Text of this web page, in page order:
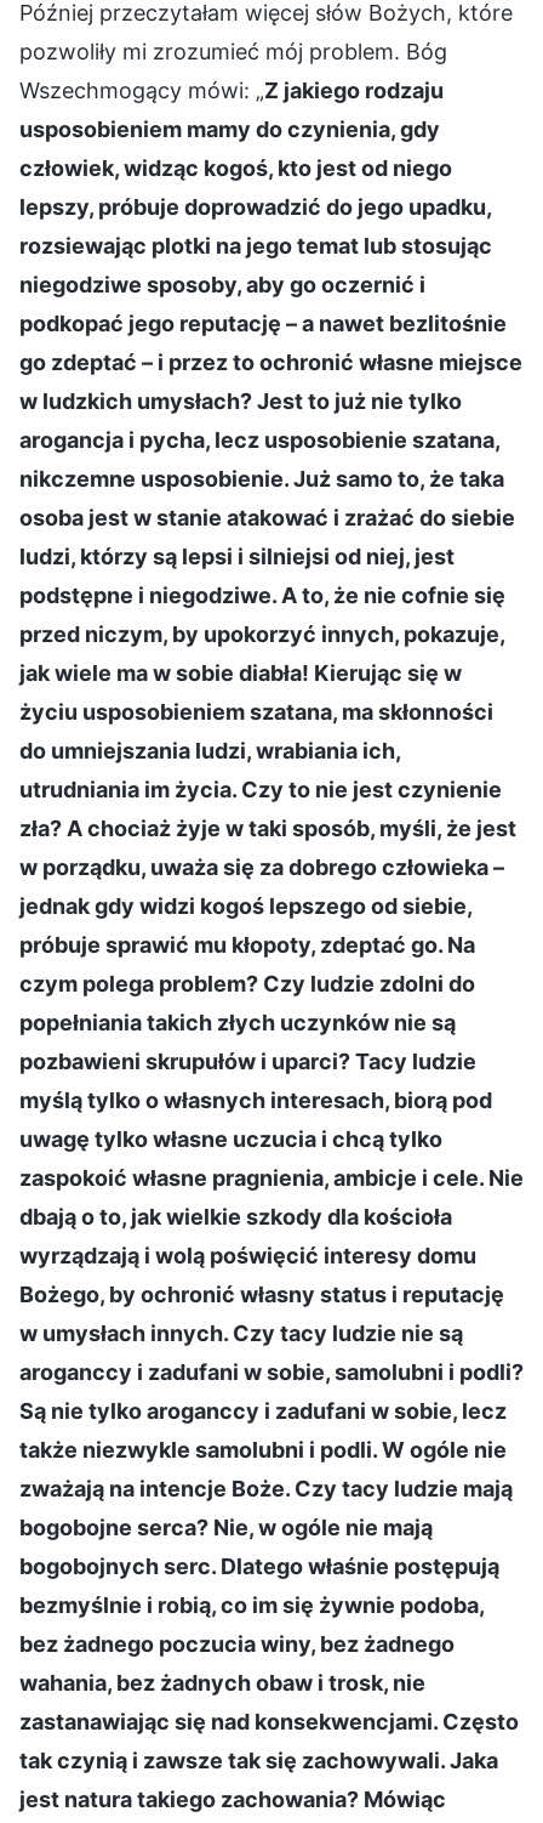
Później przeczytałam więcej słów Bożych, które
pozwoliły mi zrozumieć mój problem. Bóg
Wszechmogący mówi: „Z jakiego rodzaju
usposobieniem mamy do czynienia, gdy
człowiek, widząc kogoś, kto jest od niego
lepszy, próbuje doprowadzić do jego upadku,
rozsiewając plotki na jego temat lub stosując
niegodziwe sposoby, aby go oczernić i
podkopać jego reputację – a nawet bezlitośnie
go zdeptać – i przez to ochronić własne miejsce
w ludzkich umysłach? Jest to już nie tylko
arogancja i pycha, lecz usposobienie szatana,
nikczemne usposobienie. Już samo to, że taka
osoba jest w stanie atakować i zrażać do siebie
ludzi, którzy są lepsi i silniejsi od niej, jest
podstępne i niegodziwe. A to, że nie cofnie się
przed niczym, by upokorzyć innych, pokazuje,
jak wiele ma w sobie diabła! Kierując się w
życiu usposobieniem szatana, ma skłonności
do umniejszania ludzi, wrabiania ich,
utrudniania im życia. Czy to nie jest czynienie
zła? A chociaż żyje w taki sposób, myśli, że jest
w porządku, uważa się za dobrego człowieka –
jednak gdy widzi kogoś lepszego od siebie,
próbuje sprawić mu kłopoty, zdeptać go. Na
czym polega problem? Czy ludzie zdolni do
popełniania takich złych uczynków nie są
pozbawieni skrupułów i uparci? Tacy ludzie
myślą tylko o własnych interesach, biorą pod
uwagę tylko własne uczucia i chcą tylko
zaspokoić własne pragnienia, ambicje i cele. Nie
dbają o to, jak wielkie szkody dla kościoła
wyrządzają i wolą poświęcić interesy domu
Bożego, by ochronić własny status i reputację
w umysłach innych. Czy tacy ludzie nie są
aroganccy i zadufani w sobie, samolubni i podli?
Są nie tylko aroganccy i zadufani w sobie, lecz
także niezwykle samolubni i podli. W ogóle nie
zważają na intencje Boże. Czy tacy ludzie mają
bogobojne serca? Nie, w ogóle nie mają
bogobojnych serc. Dlatego właśnie postępują
bezmyślnie i robią, co im się żywnie podoba,
bez żadnego poczucia winy, bez żadnego
wahania, bez żadnych obaw i trosk, nie
zastanawiając się nad konsekwencjami. Często
tak czynią i zawsze tak się zachowywali. Jaka
jest natura takiego zachowania? Mówiąc